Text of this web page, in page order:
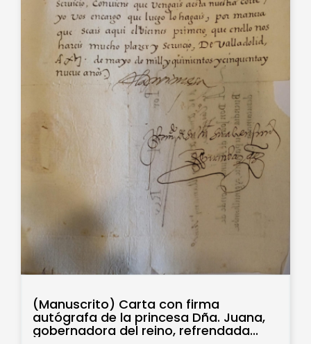
(Manuscrito) Carta con firma
autógrafa de la princesa Dña. Juana,
gobernadora del reino, refrendada...